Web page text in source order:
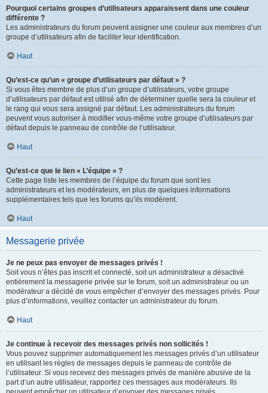
Pourquoi certains groupes d’utilisateurs apparaissent dans une couleur
différente ?
Les administrateurs du forum peuvent assigner une couleur aux membres d’un
groupe d’utilisateurs afin de faciliter leur identification.
Haut
Qu’est-ce qu’un « groupe d’utilisateurs par défaut » ?
Si vous êtes membre de plus d’un groupe d’utilisateurs, votre groupe
d’utilisateurs par défaut est utilisé afin de déterminer quelle sera la couleur et
le rang qui vous sera assigné par défaut. Les administrateurs du forum
peuvent vous autoriser à modifier vous-même votre groupe d’utilisateurs par
défaut depuis le panneau de contrôle de l’utilisateur.
Haut
Qu’est-ce que le lien « L’équipe » ?
Cette page liste les membres de l’équipe du forum que sont les
administrateurs et les modérateurs, en plus de quelques informations
supplémentaires tels que les forums qu’ils modèrent.
Haut
Messagerie privée
Je ne peux pas envoyer de messages privés !
Soit vous n’êtes pas inscrit et connecté, soit un administrateur a désactivé
entièrement la messagerie privée sur le forum, soit un administrateur ou un
modérateur a décidé de vous empêcher d’envoyer des messages privés. Pour
plus d’informations, veuillez contacter un administrateur du forum.
Haut
Je continue à recevoir des messages privés non sollicités !
Vous pouvez supprimer automatiquement les messages privés d’un utilisateur
en utilisant les règles de messages depuis le panneau de contrôle de
l’utilisateur. Si vous recevez des messages privés de manière abusive de la
part d’un autre utilisateur, rapportez ces messages aux modérateurs. Ils